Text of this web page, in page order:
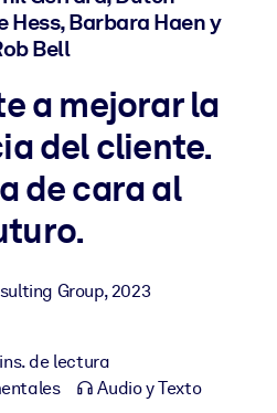
y breves en su LMS/LXP para
de aprendizaje.
con conocimientos
listos para usar.
Hess, Barbara Haen y
Bell
a mejorar la
del cliente.
de cara al
Group,2023
de lectura
Audio y Texto